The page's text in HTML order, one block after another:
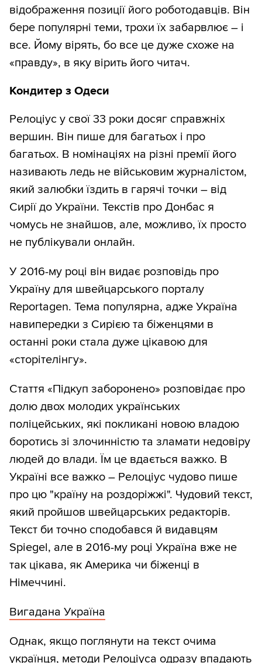
відображення позиції його роботодавців. Він
бере популярні теми, трохи їх забарвлює – і
все. Йому вірять, бо все це дуже схоже на
«правду», в яку вірить його читач.
Кондитер з Одеси
Релоціус у свої 33 роки досяг справжніх
вершин. Він пише для багатьох і про
багатьох. В номінаціях на різні премії його
називають ледь не військовим журналістом,
який залюбки їздить в гарячі точки – від
Сирії до України. Текстів про Донбас я
чомусь не знайшов, але, можливо, їх просто
не публікували онлайн.
У 2016-му році він видає розповідь про
Україну для швейцарського порталу
Reportagen. Тема популярна, адже Україна
навипередки з Сирією та біженцями в
останні роки стала дуже цікавою для
«сторітелінгу».
Стаття «Підкуп заборонено» розповідає про
долю двох молодих українських
поліцейських, які покликані новою владою
боротись зі злочинністю та зламати недовіру
людей до влади. Їм це вдається важко. В
Україні все важко – Релоціус чудово пише
про цю "країну на роздоріжжі". Чудовий текст,
який пройшов швейцарських редакторів.
Текст би точно сподобався й видавцям
Spiegel, але в 2016-му році Україна вже не
так цікава, як Америка чи біженці в
Німеччині.
Вигадана Україна
Однак, якщо поглянути на текст очима
українця, методи Релоціуса одразу впадають